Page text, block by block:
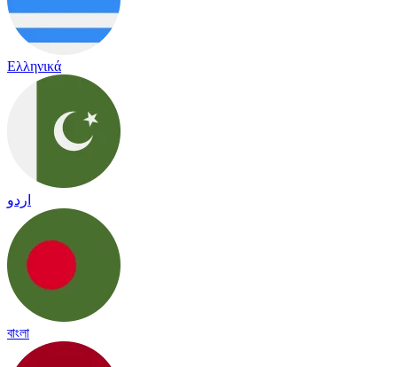
Ελληνικά
اردو
বাংলা